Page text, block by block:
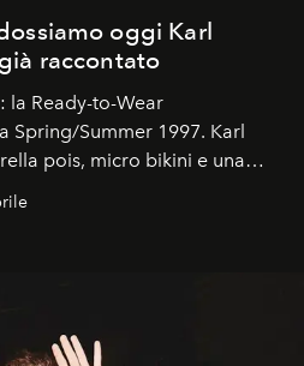
oggi Karl
raccontato
la Ready-to-Wear
Spring/Summer 1997. Karl
pois, micro bikini e una
dietro l'altra. Trent'anni dopo,
che abbiamo.